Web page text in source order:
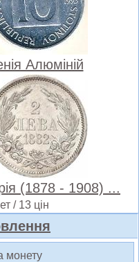
Алюміній
(1878 - 1908) ...
/ 13 цін
монету